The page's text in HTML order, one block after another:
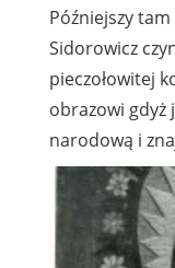
Późniejszy
Sidorowicz
pieczołowitej
obrazowi gdyż
narodową i